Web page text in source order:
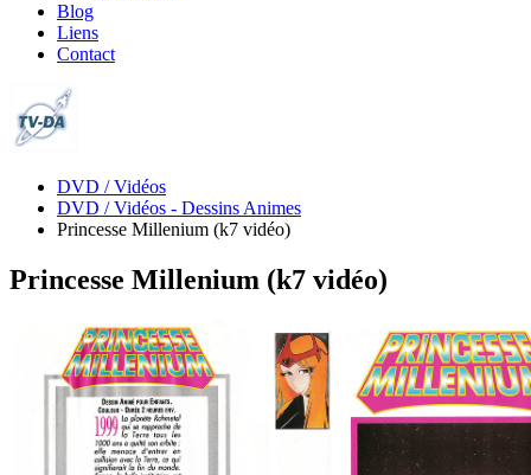
Blog
Liens
Contact
DVD / Vidéos
DVD / Vidéos - Dessins Animes
Princesse Millenium (k7 vidéo)
Princesse Millenium (k7 vidéo)